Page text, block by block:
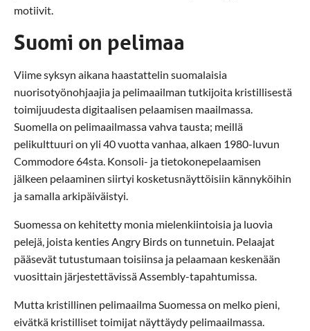
motiivit.
Suomi on pelimaa
Viime syksyn aikana haastattelin suomalaisia
nuorisotyönohjaajia ja pelimaailman tutkijoita kristillisestä
toimijuudesta digitaalisen pelaamisen maailmassa.
Suomella on pelimaailmassa vahva tausta; meillä
pelikulttuuri on yli 40 vuotta vanhaa, alkaen 1980-luvun
Commodore 64sta. Konsoli- ja tietokonepelaamisen
jälkeen pelaaminen siirtyi kosketusnäyttöisiin kännyköihin
ja samalla arkipäiväistyi.
Suomessa on kehitetty monia mielenkiintoisia ja luovia
pelejä, joista kenties Angry Birds on tunnetuin. Pelaajat
pääsevät tutustumaan toisiinsa ja pelaamaan keskenään
vuosittain järjestettävissä Assembly-tapahtumissa.
Mutta kristillinen pelimaailma Suomessa on melko pieni,
eivätkä kristilliset toimijat näyttäydy pelimaailmassa.